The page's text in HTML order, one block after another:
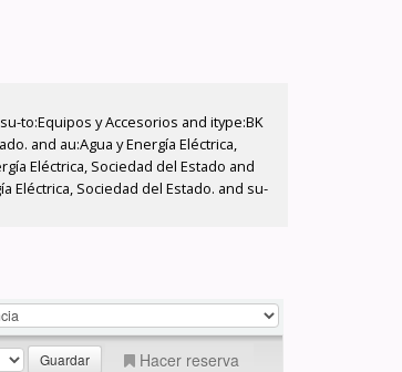
to:Equipos y Accesorios and itype:BK
and au:Agua y Energía Eléctrica,
Eléctrica, Sociedad del Estado and
Eléctrica, Sociedad del Estado. and su-
Hacer reserva